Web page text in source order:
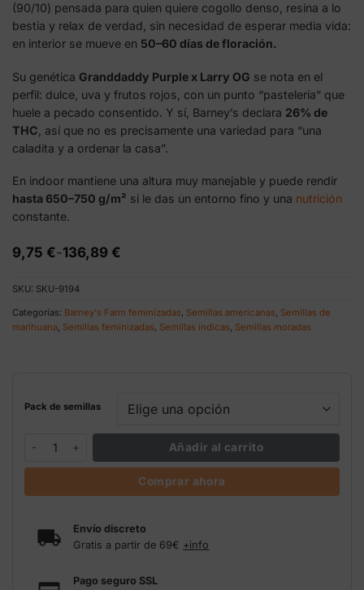
(90/10) pensada para quien quiere cogollo denso, resina a lo
bestia y relax de verdad, sin necesidad de esperar media vida:
en interior se mueve en 50–60 días de floración.
Su genética Granddaddy Purple x Larry OG se nota en el
perfil: dulce, uva y frutos rojos, con un punto “pastelería” que
huele a pecado consentido. Y sí, Barney’s declara 26% de
THC , así que no es precisamente una variedad para “una
caladita y a ordenar la casa”.
En indoor mantiene una altura muy manejable y puede rendir
hasta 650–750 g/m² si le das un entorno fino y una nutrición
constante.
9,75 €-136,89 €
Rango
de
desde
9,75 €
hasta
136,89 €
SKU: SKU-9194
Categorías: Barney's Farm feminizadas, Semillas americanas, Semillas de
marihuana, Semillas feminizadas, Semillas índicas, Semillas moradas
Pack de semillas
Añadir al carrito
Comprar ahora
Envío discreto
Gratis a partir de 69€ +info
Pago seguro SSL